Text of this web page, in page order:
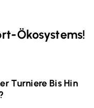
Ökosystems!
Turniere Bis Hin